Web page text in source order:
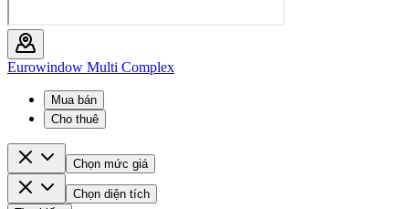
Eurowindow Multi Complex
Mua bán
Cho thuê
Chọn mức giá
Chọn diện tích